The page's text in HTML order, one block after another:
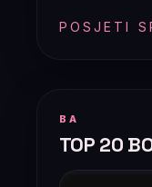
POSJETI
BA
TOP 20